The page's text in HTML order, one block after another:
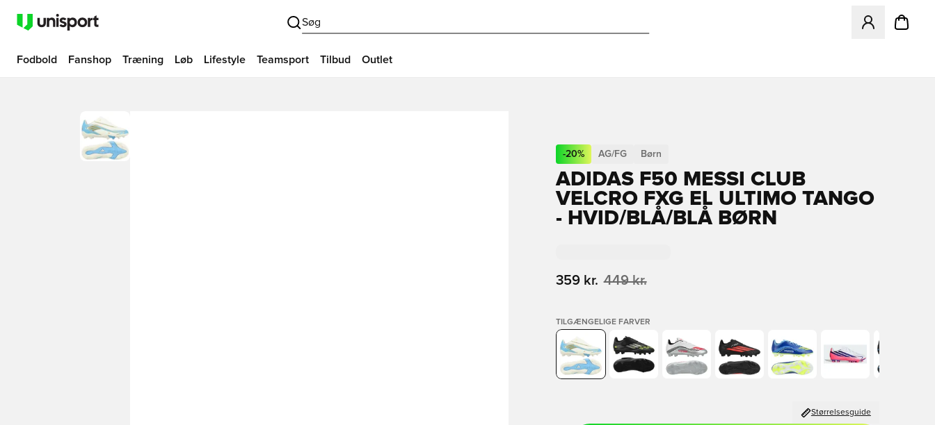
Søg
Åbner en
Fodbold Fanshop Træning Løb Lifestyle Teamsport Tilbud Outlet
-20% AG/FG Børn
ADIDAS F50 MESSI CLUB
VELCRO FXG EL ULTIMO TANGO
- HVID/BLÅ/BLÅ BØRN
359 kr. 449 kr.
TILGÆNGELIGE FARVER
Størrelsesguide